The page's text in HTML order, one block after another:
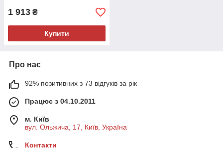
1 913 ₴
Купити
Про нас
92% позитивних з 73 відгуків за рік
Працює з 04.10.2011
м. Київ
вул. Ольжича, 17, Київ, Україна
Контакти